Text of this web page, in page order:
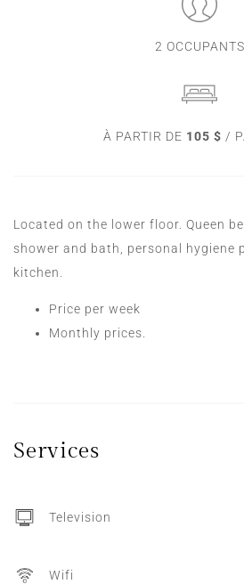
2 OCCUPANTS
À PARTIR DE 105 $ /
Located on the lower floor. Queen
shower and bath, personal hygiene
kitchen.
Price per week
Monthly prices.
Services
Television
Wifi